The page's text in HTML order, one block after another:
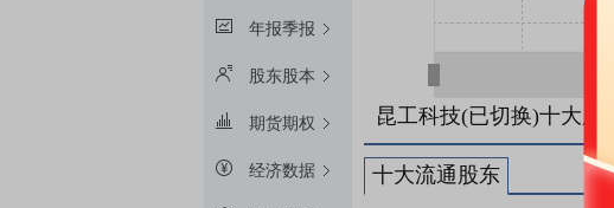
年报季报
股东股本
期货期权
经济数据
昆工科技(已切换)十大股东
十大流通股东